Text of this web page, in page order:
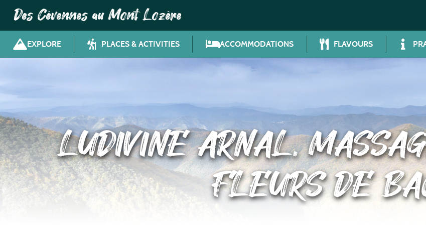
Des Cévennes au Mont Lozère
EXPLORE PLACES & ACTIVITIES ACCOMMODATIONS FLAVOURS
LUDIVINE ARNAL,
FLEURS DE